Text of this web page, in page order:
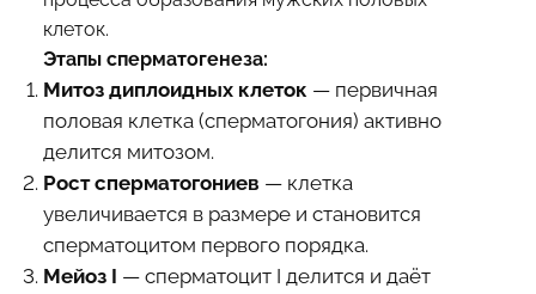
клеток.
Этапы сперматогенеза:
Митоз диплоидных клеток — первичная
половая клетка (сперматогония) активно
делится митозом.
Рост сперматогониев — клетка
увеличивается в размере и становится
сперматоцитом первого порядка.
Мейоз I — сперматоцит I делится и даёт